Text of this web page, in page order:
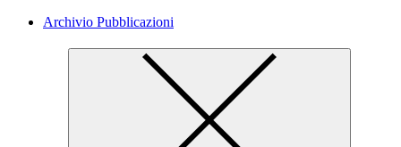
Archivio Pubblicazioni